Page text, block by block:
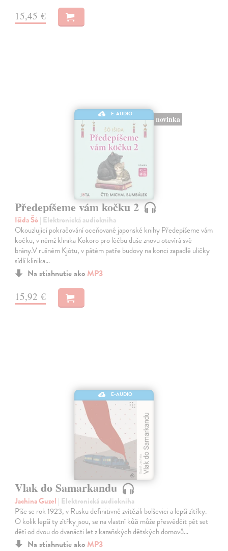
15,45 €
E-AUDIO
novinka
Předepíšeme vám kočku 2
Išida Šó| Elektronická audiokniha
Okouzlující pokračování oceňované japonské knihy Předepíšeme vám
kočku, v němž klinika Kokoro pro léčbu duše znovu otevírá své
brány.V rušném Kjótu, v pátém patře budovy na konci zapadlé uličky
sídlí klinika…
Na stiahnutie ako MP3
15,92 €
E-AUDIO
Vlak do Samarkandu
Jachina Guzel | Elektronická audiokniha
Píše se rok 1923, v Rusku definitivně zvítězili bolševici a lepší zítřky.
O kolik lepší ty zítřky jsou, se na vlastní kůži může přesvědčit pět set
dětí od dvou do dvanácti let z kazaňských dětských domovů…
Na stiahnutie ako MP3